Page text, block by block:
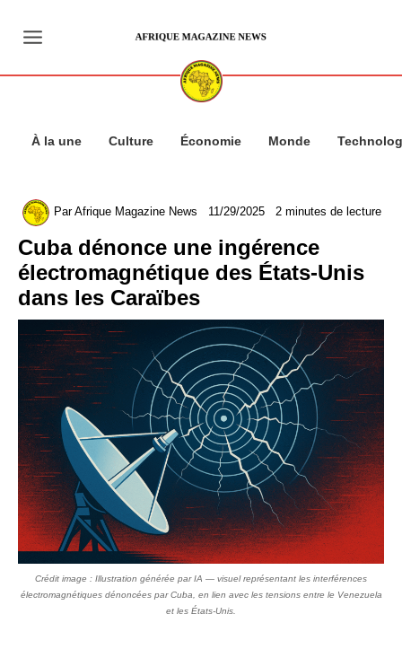
contenu
À la une Culture Économie Monde
ParAfrique Magazine News 11/29/2025 2 minutes de lecture
Cuba dénonce une ingérence
électromagnétique des États-Unis
dans les Caraïbes
Crédit image : Illustration générée par IA — visuel représentant les interférences
électromagnétiques dénoncées par Cuba, en lien avec les tensions entre le Venezuela
et les États-Unis.